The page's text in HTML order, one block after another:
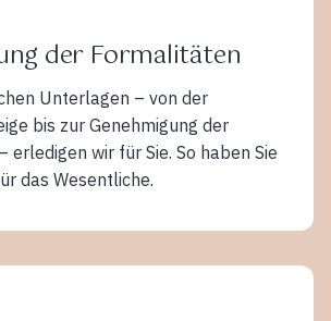
der Formalitäten
Unterlagen – von der
bis zur Genehmigung der
erledigen wir für Sie. So haben Sie
das Wesentliche.